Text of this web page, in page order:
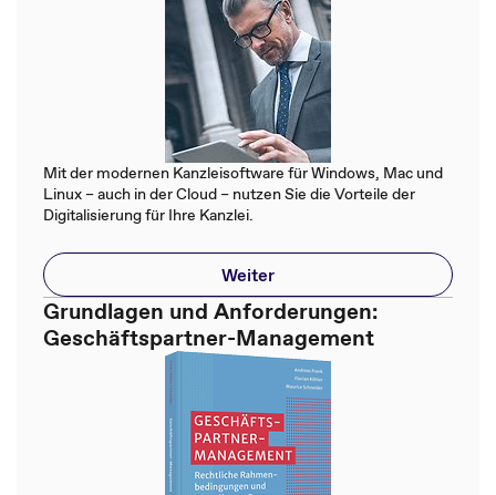
Mit der modernen Kanzleisoftware für Windows, Mac und
Linux – auch in der Cloud – nutzen Sie die Vorteile der
Digitalisierung für Ihre Kanzlei.
Weiter
Grundlagen und Anforderungen:
Geschäftspartner-Management